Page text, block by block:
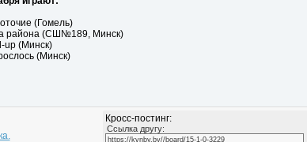
(Гомель)
района (СШ№189, Минск)
up (Минск)
(Минск)
Кросс-постинг:
Cсылка другу: